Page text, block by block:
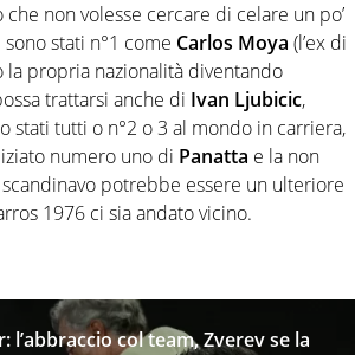
non volesse cercare di celare un po’
stati n°1 come Carlos Moya (l’ex di
propria nazionalità diventando
trattarsi anche di Ivan Ljubicic,
stati tutti o n°2 o 3 al mondo in carriera,
numero uno di Panatta e la non
potrebbe essere un ulteriore
1976 ci sia andato vicino.
col team, Zverev se la